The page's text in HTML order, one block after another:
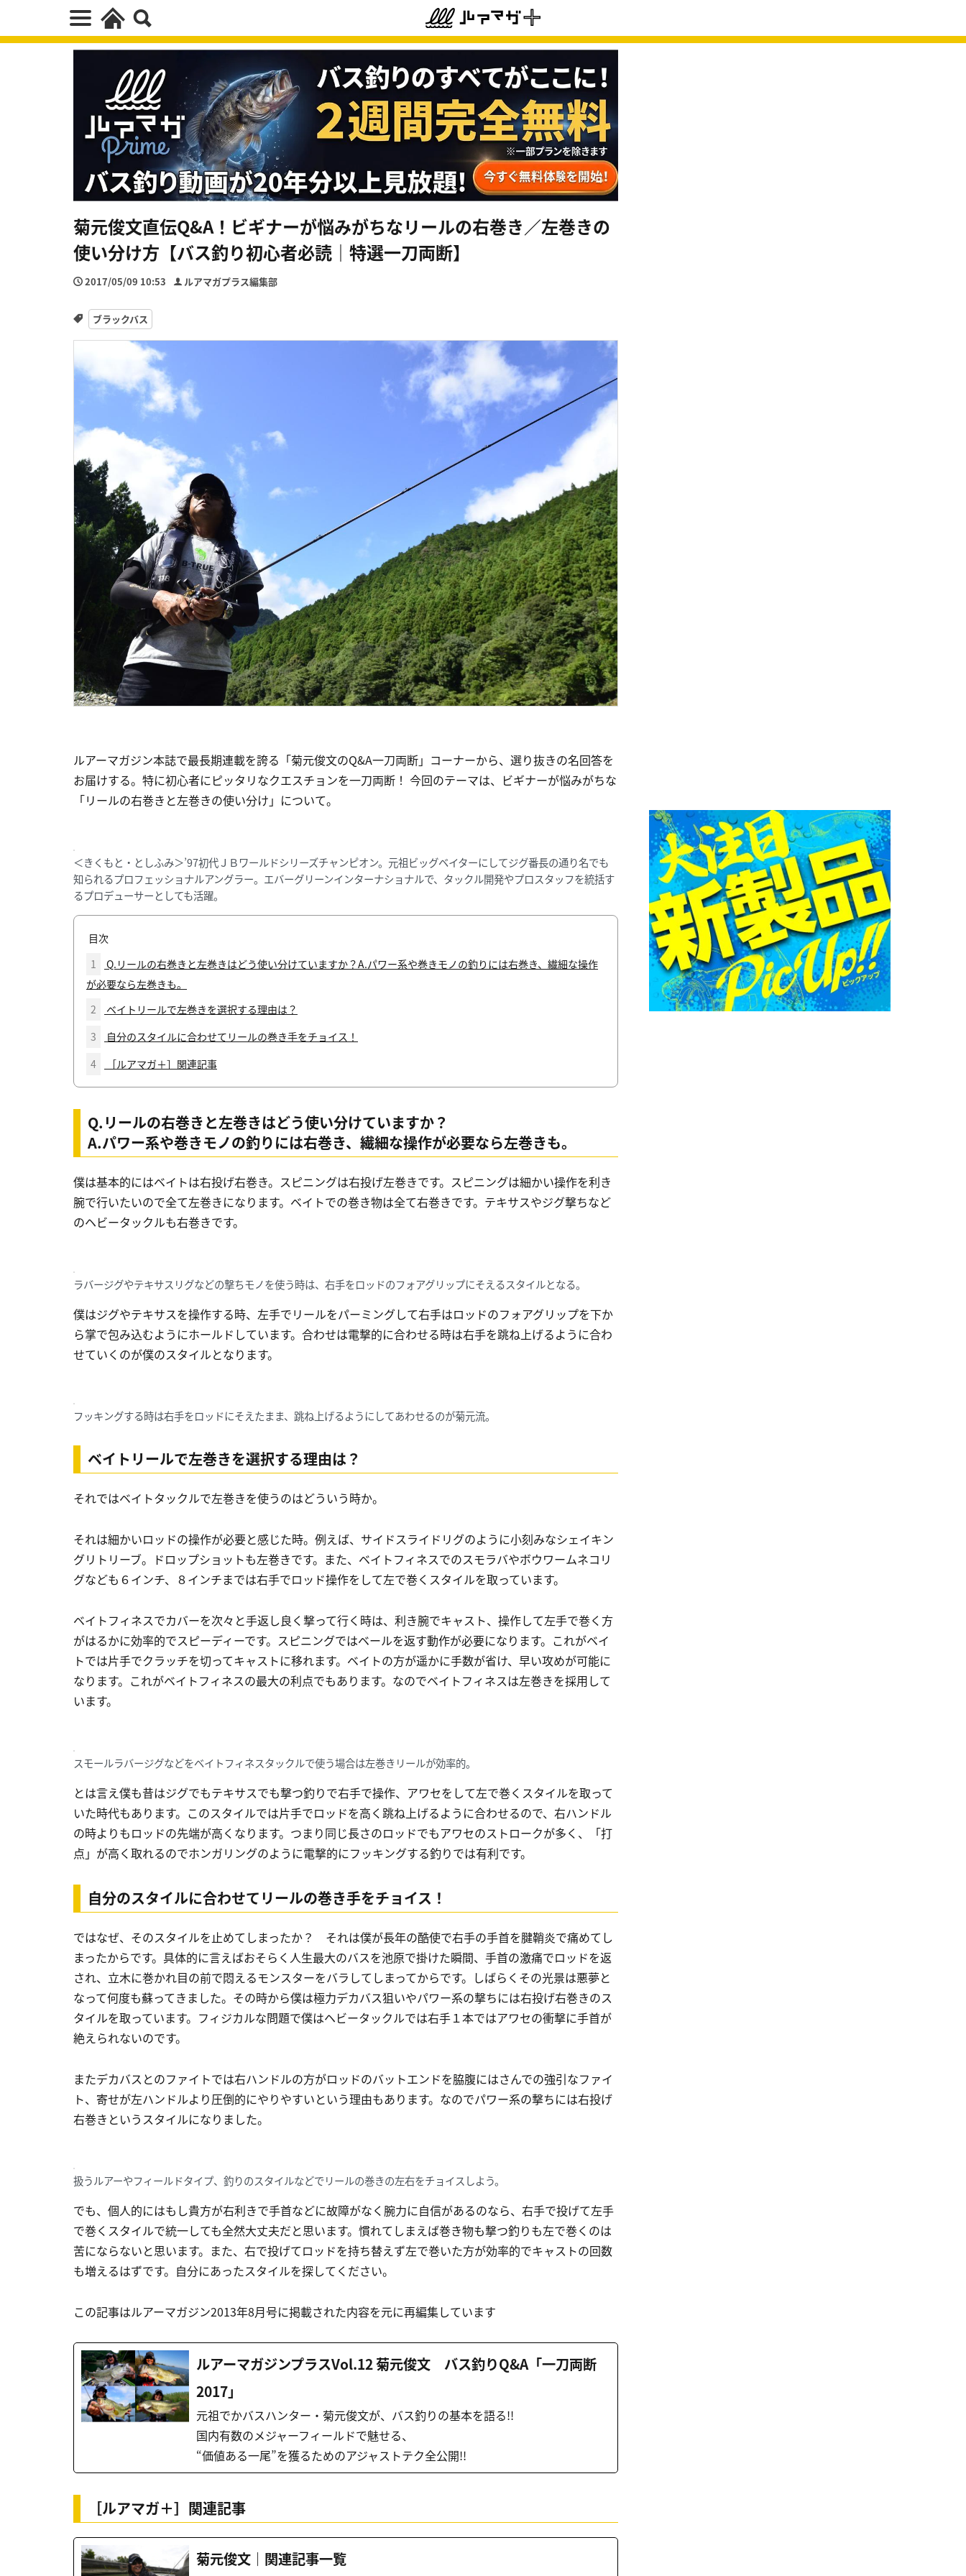
菊元俊文直伝Q&A！ビギナーが悩みがちなリールの右巻き／左巻きの
使い分け方【バス釣り初心者必読｜特選一刀両断】
2017/05/09 10:53 ルアマガプラス編集部
ブラックバス
ルアーマガジン本誌で最長期連載を誇る「菊元俊文のQ&A一刀両断」コーナーから、選り抜きの名回答を
お届けする。特に初心者にピッタリなクエスチョンを一刀両断！ 今回のテーマは、ビギナーが悩みがちな
「リールの右巻きと左巻きの使い分け」について。
＜きくもと・としふみ＞’97初代ＪＢワールドシリーズチャンピオン。元祖ビッグベイターにしてジグ番長の通り名でも
知られるプロフェッショナルアングラー。エバーグリーンインターナショナルで、タックル開発やプロスタッフを統括す
るプロデューサーとしても活躍。
目次
1
Q.リールの右巻きと左巻きはどう使い分けていますか？A.パワー系や巻きモノの釣りには右巻き、繊細な操作
が必要なら左巻きも。
2
ベイトリールで左巻きを選択する理由は？
3
自分のスタイルに合わせてリールの巻き手をチョイス！
4
［ルアマガ＋］関連記事
Q.リールの右巻きと左巻きはどう使い分けていますか？
A.パワー系や巻きモノの釣りには右巻き、繊細な操作が必要なら左巻きも。
僕は基本的にはベイトは右投げ右巻き。スピニングは右投げ左巻きです。スピニングは細かい操作を利き
腕で行いたいので全て左巻きになります。ベイトでの巻き物は全て右巻きです。テキサスやジグ撃ちなど
のヘビータックルも右巻きです。
ラバージグやテキサスリグなどの撃ちモノを使う時は、右手をロッドのフォアグリップにそえるスタイルとなる。
僕はジグやテキサスを操作する時、左手でリールをパーミングして右手はロッドのフォアグリップを下か
ら掌で包み込むようにホールドしています。合わせは電撃的に合わせる時は右手を跳ね上げるように合わ
せていくのが僕のスタイルとなります。
フッキングする時は右手をロッドにそえたまま、跳ね上げるようにしてあわせるのが菊元流。
ベイトリールで左巻きを選択する理由は？
それではベイトタックルで左巻きを使うのはどういう時か。
それは細かいロッドの操作が必要と感じた時。例えば、サイドスライドリグのように小刻みなシェイキン
グリトリーブ。ドロップショットも左巻きです。また、ベイトフィネスでのスモラバやボウワームネコリ
グなども６インチ、８インチまでは右手でロッド操作をして左で巻くスタイルを取っています。
ベイトフィネスでカバーを次々と手返し良く撃って行く時は、利き腕でキャスト、操作して左手で巻く方
がはるかに効率的でスピーディーです。スピニングではベールを返す動作が必要になります。これがベイ
トでは片手でクラッチを切ってキャストに移れます。ベイトの方が遥かに手数が省け、早い攻めが可能に
なります。これがベイトフィネスの最大の利点でもあります。なのでベイトフィネスは左巻きを採用して
います。
スモールラバージグなどをベイトフィネスタックルで使う場合は左巻きリールが効率的。
とは言え僕も昔はジグでもテキサスでも撃つ釣りで右手で操作、アワセをして左で巻くスタイルを取って
いた時代もあります。このスタイルでは片手でロッドを高く跳ね上げるように合わせるので、右ハンドル
の時よりもロッドの先端が高くなります。つまり同じ長さのロッドでもアワセのストロークが多く、「打
点」が高く取れるのでホンガリングのように電撃的にフッキングする釣りでは有利です。
自分のスタイルに合わせてリールの巻き手をチョイス！
ではなぜ、そのスタイルを止めてしまったか？ それは僕が長年の酷使で右手の手首を腱鞘炎で痛めてし
まったからです。具体的に言えばおそらく人生最大のバスを池原で掛けた瞬間、手首の激痛でロッドを返
され、立木に巻かれ目の前で悶えるモンスターをバラしてしまってからです。しばらくその光景は悪夢と
なって何度も蘇ってきました。その時から僕は極力デカバス狙いやパワー系の撃ちには右投げ右巻きのス
タイルを取っています。フィジカルな問題で僕はヘビータックルでは右手１本ではアワセの衝撃に手首が
絶えられないのです。
またデカバスとのファイトでは右ハンドルの方がロッドのバットエンドを脇腹にはさんでの強引なファイ
ト、寄せが左ハンドルより圧倒的にやりやすいという理由もあります。なのでパワー系の撃ちには右投げ
右巻きというスタイルになりました。
扱うルアーやフィールドタイプ、釣りのスタイルなどでリールの巻きの左右をチョイスしよう。
でも、個人的にはもし貴方が右利きで手首などに故障がなく腕力に自信があるのなら、右手で投げて左手
で巻くスタイルで統一しても全然大丈夫だと思います。慣れてしまえば巻き物も撃つ釣りも左で巻くのは
苦にならないと思います。また、右で投げてロッドを持ち替えず左で巻いた方が効率的でキャストの回数
も増えるはずです。自分にあったスタイルを探してください。
この記事はルアーマガジン2013年8月号に掲載された内容を元に再編集しています
ルアーマガジンプラスVol.12 菊元俊文 バス釣りQ&A「一刀両断
2017」
元祖でかバスハンター・菊元俊文が、バス釣りの基本を語る!!
国内有数のメジャーフィールドで魅せる、
“価値ある一尾”を獲るためのアジャストテク全公開!!
［ルアマガ＋］関連記事
菊元俊文｜関連記事一覧